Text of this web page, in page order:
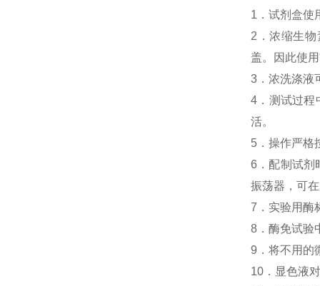
1．试剂盒使
2．浓缩生
盖。因此使
3．浓洗涤液
4．测试过程
活。
5．操作严格
6．配制试剂
振荡器，可
7．实验用酶
8．酶免试验
9．将不用的
10．显色液